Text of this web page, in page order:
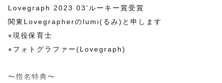
Lovegraph 2023 03'ルーキー賞受賞
関東Lovegrapherのlumi(るみ)と申します
⭐︎現役保育士
⭐︎フォトグラファー(Lovegraph)
〜指名特典〜